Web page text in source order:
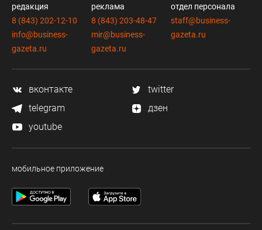
редакция
8 (843) 202-12-10
info@business-
gazeta.ru
реклама
8 (843) 203-48-47
mir@business-
gazeta.ru
отдел персонала
staff@business-
gazeta.ru
вконтакте
twitter
telegram
дзен
youtube
мобильное приложение